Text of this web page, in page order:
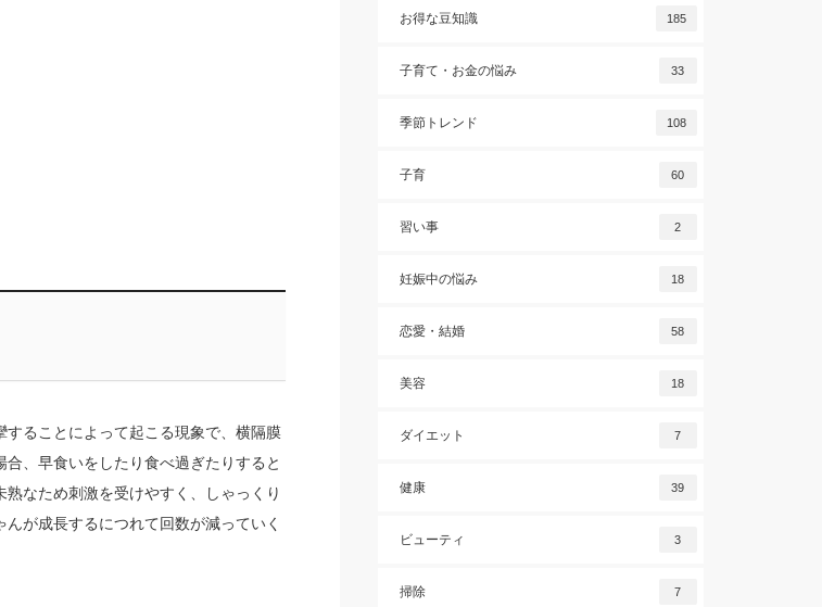
ることによって起こる現象で、横隔膜
、早食いをしたり食べ過ぎたりすると
なため刺激を受けやすく、しゃっくり
が成長するにつれて回数が減っていく
お得な豆知識 185
子育て・お金の悩み 33
季節トレンド 108
子育 60
習い事 2
妊娠中の悩み 18
恋愛・結婚 58
美容 18
ダイエット 7
健康 39
ビューティ 3
掃除 7